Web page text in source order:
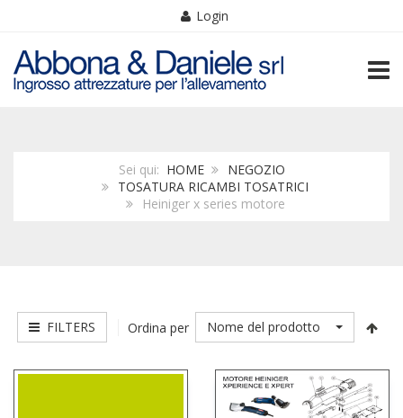
Login
Sei qui: HOME
NEGOZIO
TOSATURA RICAMBI TOSATRICI
Heiniger x series motore
FILTERS Ordina per Nome del prodotto